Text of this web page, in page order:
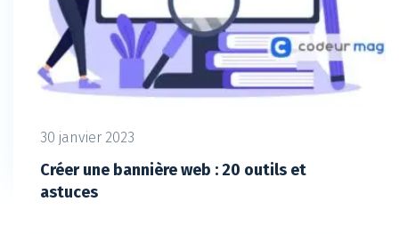
30 janvier 2023
Créer une bannière web : 20 outils et
astuces